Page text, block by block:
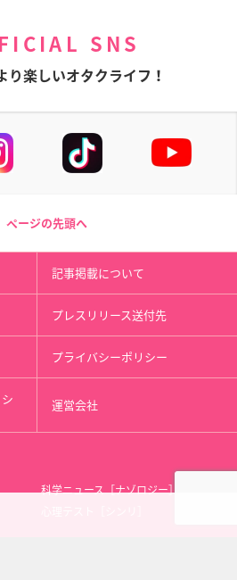
SNS
り楽しいオタクライフ！
ページの先頭へ
記事掲載について
プレスリリース送付先
プライバシーポリシー
運営会社
科学ニュース［ナゾロジー］